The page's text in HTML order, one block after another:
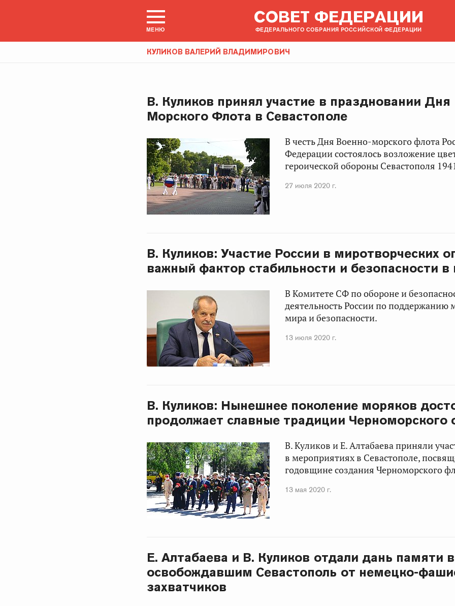
МЕНЮ
СОВЕТ ФЕДЕРАЦИИ
ФЕДЕРАЛЬНОГО СОБРАНИЯ РОССИЙСКОЙ ФЕДЕРАЦИИ
КУЛИКОВ ВАЛЕРИЙ ВЛАДИМИРОВИЧ
В. Куликов принял участие в праздновании
Морского Флота в Севастополе
В честь Дня Военно-морского флота
Федерации состоялось возложение
героической обороны Севастополя
27 июля 2020 г.
В. Куликов: Участие России в миротворческих
важный фактор стабильности и безопасности
В Комитете СФ по обороне и
деятельность России по поддержанию
мира и безопасности.
13 июля 2020 г.
В. Куликов: Нынешнее поколение моряков
продолжает славные традиции Черноморского
В. Куликов и Е. Алтабаева приняли
в мероприятиях в Севастополе,
годовщине создания Черноморского
13 мая 2020 г.
Е. Алтабаева и В. Куликов отдали дань памяти
освобождавшим Севастополь от немецко-
захватчиков